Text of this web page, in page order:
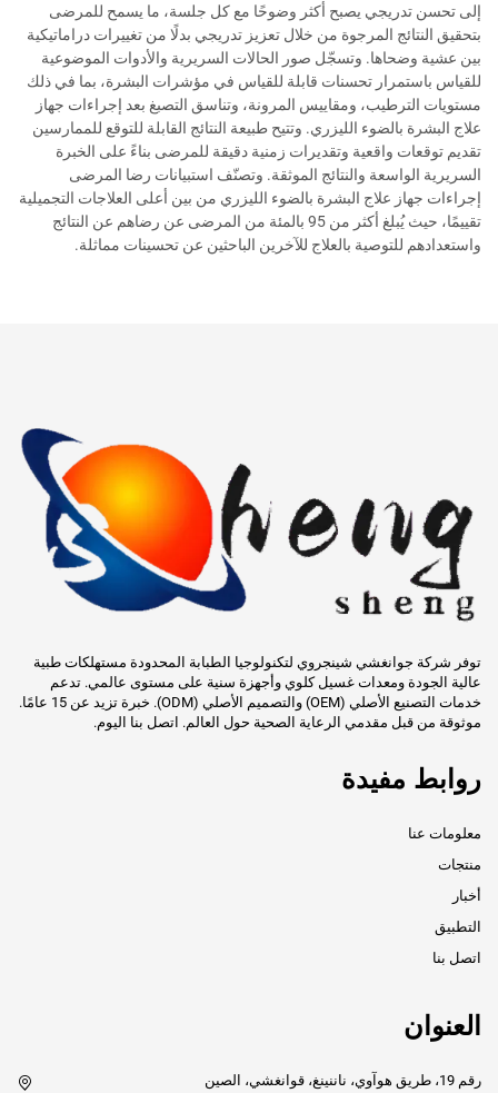
إلى تحسن تدريجي يصبح أكثر وضوحًا مع كل جلسة، ما يسمح للمرضى
بتحقيق النتائج المرجوة من خلال تعزيز تدريجي بدلًا من تغييرات دراماتيكية
بين عشية وضحاها. وتسجّل صور الحالات السريرية والأدوات الموضوعية
للقياس باستمرار تحسنات قابلة للقياس في مؤشرات البشرة، بما في ذلك
مستويات الترطيب، ومقاييس المرونة، وتناسق التصبغ بعد إجراءات جهاز
علاج البشرة بالضوء الليزري. وتتيح طبيعة النتائج القابلة للتوقع للممارسين
تقديم توقعات واقعية وتقديرات زمنية دقيقة للمرضى بناءً على الخبرة
السريرية الواسعة والنتائج الموثقة. وتصنّف استبيانات رضا المرضى
إجراءات جهاز علاج البشرة بالضوء الليزري من بين أعلى العلاجات التجميلية
تقييمًا، حيث يُبلغ أكثر من 95 بالمئة من المرضى عن رضاهم عن النتائج
واستعدادهم للتوصية بالعلاج للآخرين الباحثين عن تحسينات مماثلة.
توفر شركة جوانغشي شينجروي لتكنولوجيا الطبابة المحدودة مستهلكات طبية
عالية الجودة ومعدات غسيل كلوي وأجهزة سنية على مستوى عالمي. تدعم
خدمات التصنيع الأصلي (OEM) والتصميم الأصلي (ODM). خبرة تزيد عن 15 عامًا.
موثوقة من قبل مقدمي الرعاية الصحية حول العالم. اتصل بنا اليوم.
روابط مفيدة
معلومات عنا
منتجات
أخبار
التطبيق
اتصل بنا
العنوان
رقم 19، طريق هوآوي، ناننينغ، قوانغشي، الصين